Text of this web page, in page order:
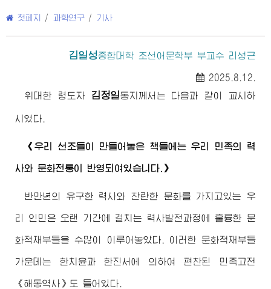
첫페지 / 과학연구 / 기사
김일성종합대학 조선어문학부 부교수 리성근
2025.8.12.
위대한
령도자 김정일동지께서 는 다음과 같이 교시하
시였다.
《우리 선조들이 만들어놓은 책들에는 우리 민족의 력
사와 문화전통이 반영되여있습니다.》
반만년의 유구한 력사와 찬란한 문화를 가지고있는 우
리 인민은 오랜 기간에 걸치는 력사발전과정에 훌륭한 문
화적재부들을 수많이 이루어놓았다. 이러한 문화적재부들
가운데는 한치윤과 한진서에 의하여 편찬된 민족고전
《해동역사》도 들어있다.